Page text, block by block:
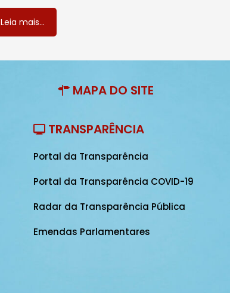
Leia mais...
MAPA DO SITE
TRANSPARÊNCIA
Portal da Transparência
Portal da Transparência COVID-19
Radar da Transparência Pública
Emendas Parlamentares